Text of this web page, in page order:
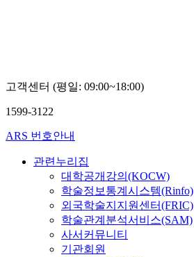
고객센터 (평일: 09:00~18:00)
1599-3122
ARS 번호안내
관련누리집
대학공개강의(KOCW)
학술정보통계시스템(Rinfo)
외국학술지지원센터(FRIC)
학술관계분석서비스(SAM)
사서커뮤니티
기관회원